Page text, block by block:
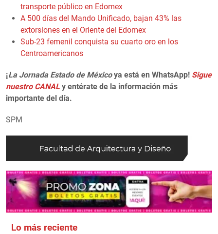
transporte público en Edomex
A 500 días del Mando Unificado, bajan 43% las
extorsiones en el Oriente del Edomex
Sub-23 femenil conquista su cuarto oro en los
Centroamericanos
¡La Jornada Estado de Méxicoya está en WhatsApp! Sigue
nuestro CANAL y entérate de la información más
importante del día.
SPM
Lo más reciente